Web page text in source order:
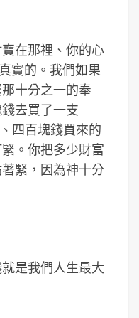
在那裡、你的心
實的。我們如果
十分之一的奉
去買了一支
四百塊錢買來的
。你把多少財富
緊，因為神十分
是我們人生最大